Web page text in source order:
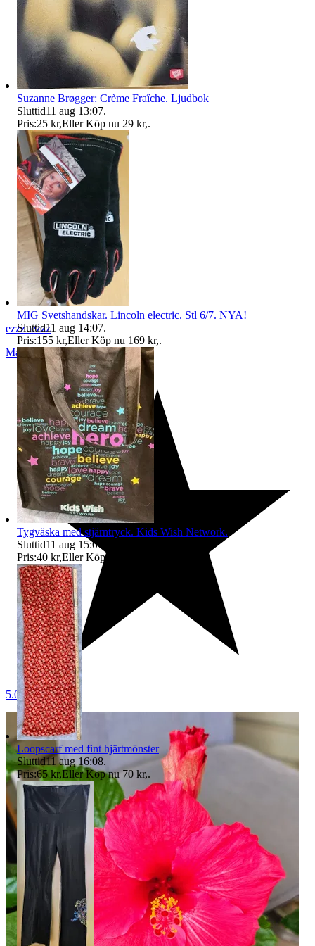
ezzz_ezzz
Malmö
,Sverige
5.0
Suzanne Brøgger: Crème Fraîche. Ljudbok
Sluttid11 aug 13:07.
Pris:25 kr,Eller Köp nu 29 kr,.
MIG Svetshandskar. Lincoln electric. Stl 6/7. NYA!
Sluttid11 aug 14:07.
Pris:155 kr,Eller Köp nu 169 kr,.
Tygväska med stjärntryck. Kids Wish Network.
Sluttid11 aug 15:07
Pris:40 kr,Eller Köp nu
Loopscarf med fint hjärtmönster
Sluttid11 aug 16:08.
Pris:65 kr,Eller Köp nu 70 kr,.